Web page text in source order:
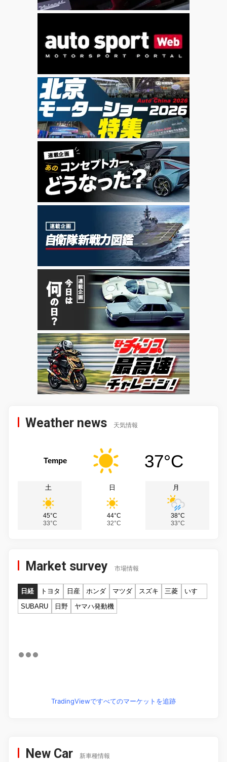
Weather news 天気情報
Tempe 37°C
土
45°C
33°C
日
44°C
32°C
月
38°C
33°C
Market survey 市場情報
日経 トヨタ 日産 ホンダ マツダ スズキ 三菱
いすゞ
SUBARU
日野 ヤマハ発動機
TradingViewですべてのマーケットを追跡
New Car 新車種情報